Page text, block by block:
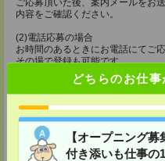
どちらのお仕
【オープニング
付き添いも仕事の
ご応募頂いた後、案内メールをお
内容をご確認ください。
(2)電話応募の場合
お時間のあるときにお電話にてご
その場で登録も可能です。
【電話登録】
弊社HPよりマイページ作成をお願
電話での登録の際に、マイページ
所要時間